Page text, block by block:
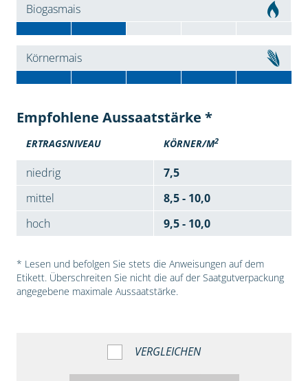
Biogasmais
Körnermais
Empfohlene Aussaatstärke *
ERTRAGSNIVEAU KÖRNER/M2
niedrig
7,5
mittel
8,5 - 10,0
hoch
9,5 - 10,0
* Lesen und befolgen Sie stets die Anweisungen auf dem
Etikett. Überschreiten Sie nicht die auf der Saatgutverpackung
angegebene maximale Aussaatstärke.
VERGLEICHEN